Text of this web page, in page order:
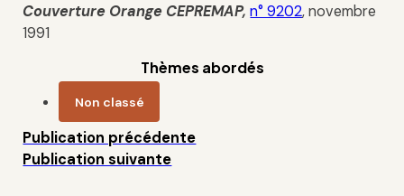
Couverture Orange CEPREMAP, n° 9202, novembre
1991
Thèmes abordés
Non classé
Publication précédente
Publication suivante